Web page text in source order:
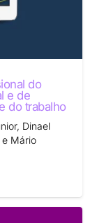
do
e de
do trabalho
Dinael
e Mário